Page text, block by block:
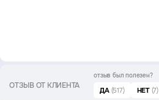
ОТЗЫВ ОТ КЛИЕНТА
отзыв был полезен?
ДА (517) НЕТ (7)